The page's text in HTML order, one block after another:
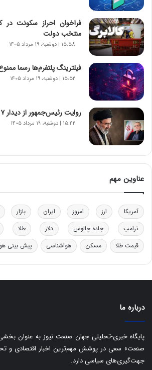
ا
ر
ا
ن‌
خ
و
د
ر
و
ب
ر
ا
ی
ت
و
ل
د
خ
و
د
ر
و
ی
ک
ی
ف
ی
فراخوان احراز سکونت
منتخب دولت
۱۵:۵۸ | دوشنبه، ۱۹ مرداد ۱۴۰۵
فیلترینگ پلتفرم‌ها رسما
۱۵:۵۲ | دوشنبه، ۱۹ مرداد ۱۴۰۵
روایت رئیس‌جمهور از دیدار ۷ ساعته با رهبر
۱۵:۴۲ | دوشنبه، ۱۹ مرداد ۱۴۰۵
عناوین مهم
آمریکا ارز امروز ایران بازار
ترامپ
جاده چالوس دلار طلا
قیمت طلا
مسکن هواشناسی پیش بینی
درباره ما
پایگاه خبری-تحلیلی جهان صنعت نیوز به عنوان
صنعت» سعی در پوشش مهم‌ترین اخبار اقتصادی و
جهت‌گیری‌های سیاسی دارد.